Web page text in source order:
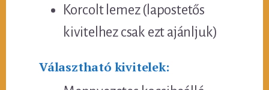
Korcolt lemez (lapostetős
kivitelhez csak ezt ajánljuk)
Választható kivitelek: